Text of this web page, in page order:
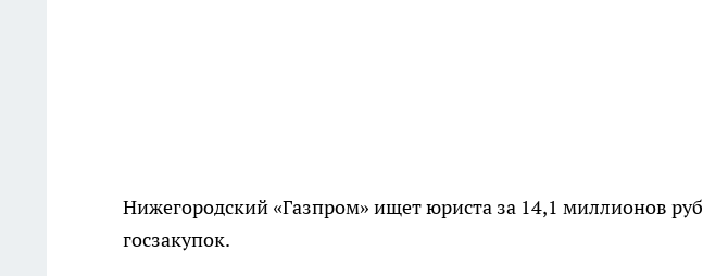
Нижегородский «Газпром» ищет юриста за 14,1 миллионов
госзакупок.